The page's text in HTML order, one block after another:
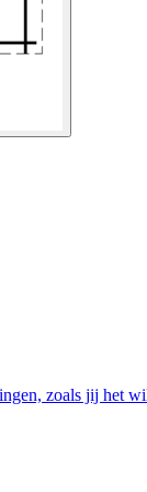
zoals jij het